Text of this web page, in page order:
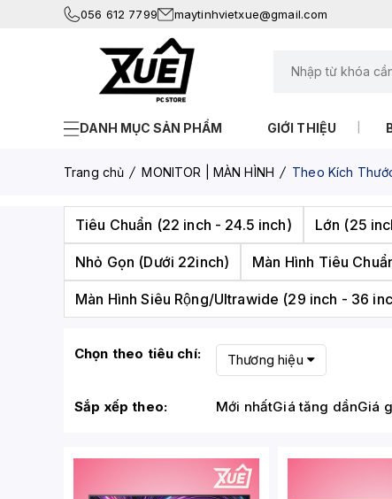
056 612 7799 maytinhvietxue@gmail.com
DANH MỤC SẢN PHẨM GIỚI THIỆU
Trang chủ MONITOR | MÀN HÌNH Theo Kích
Tiêu Chuẩn (22 inch - 24.5 inch) Lớn (25
Nhỏ Gọn (Dưới 22inch) Màn Hình Tiêu
Màn Hình Siêu Rộng/Ultrawide (29 inch - 36
Chọn theo tiêu chí: Thương hiệu
Sắp xếp theo: Mới nhấtGiá tăng dầnGiá